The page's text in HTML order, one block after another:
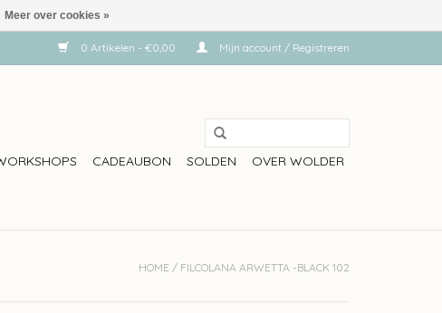
0 Artikelen - €0,00 Mijn account / Registreren
CADEAUBON SOLDEN OVER WOLDER
HOME / FILCOLANA ARWETTA -BLACK 102
Meer over cookies »